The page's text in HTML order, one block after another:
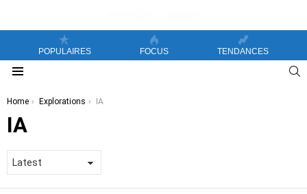
POPULAIRES FOCUS TENDANCES
You are here:
Home Explorations IA
IA